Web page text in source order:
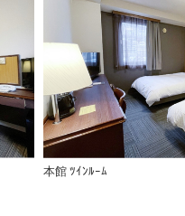
本館 ﾂｲﾝﾙｰﾑ